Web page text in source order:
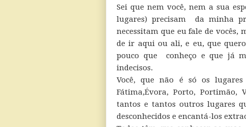
Sei que nem você, nem a sua
lugares) precisam da minha
necessitam que eu fale de vocês,
de ir aqui ou ali, e eu, que
pouco que conheço e que já
indecisos.
Você, que não é só os lugares
Fátima,Évora, Porto,
tantos e tantos outros lugares
desconhecidos e encantá-los